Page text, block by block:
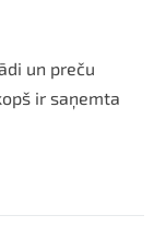
un preču
ir saņemta